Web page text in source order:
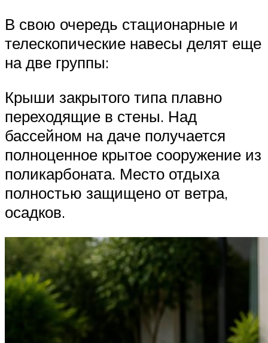
В свою очередь стационарные и
телескопические навесы делят еще
на две группы:
Крыши закрытого типа плавно
переходящие в стены. Над
бассейном на даче получается
полноценное крытое сооружение из
поликарбоната. Место отдыха
полностью защищено от ветра,
осадков.